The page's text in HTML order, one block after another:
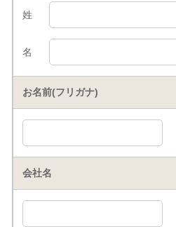
姓
名
お名前(フリガナ)
会社名